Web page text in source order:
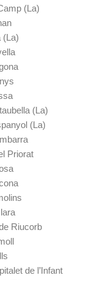
(La)
(La)
(La)
(La)
Priorat
Riucorb
de l’Infant